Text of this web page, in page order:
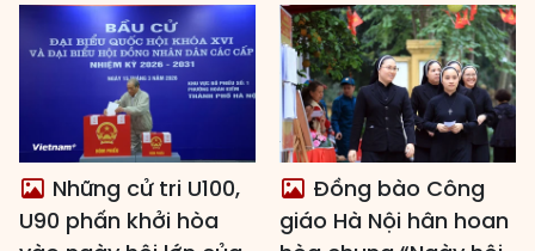
Những cử tri U100,
U90 phấn khởi hòa
Đồng bào Công
giáo Hà Nội hân hoan